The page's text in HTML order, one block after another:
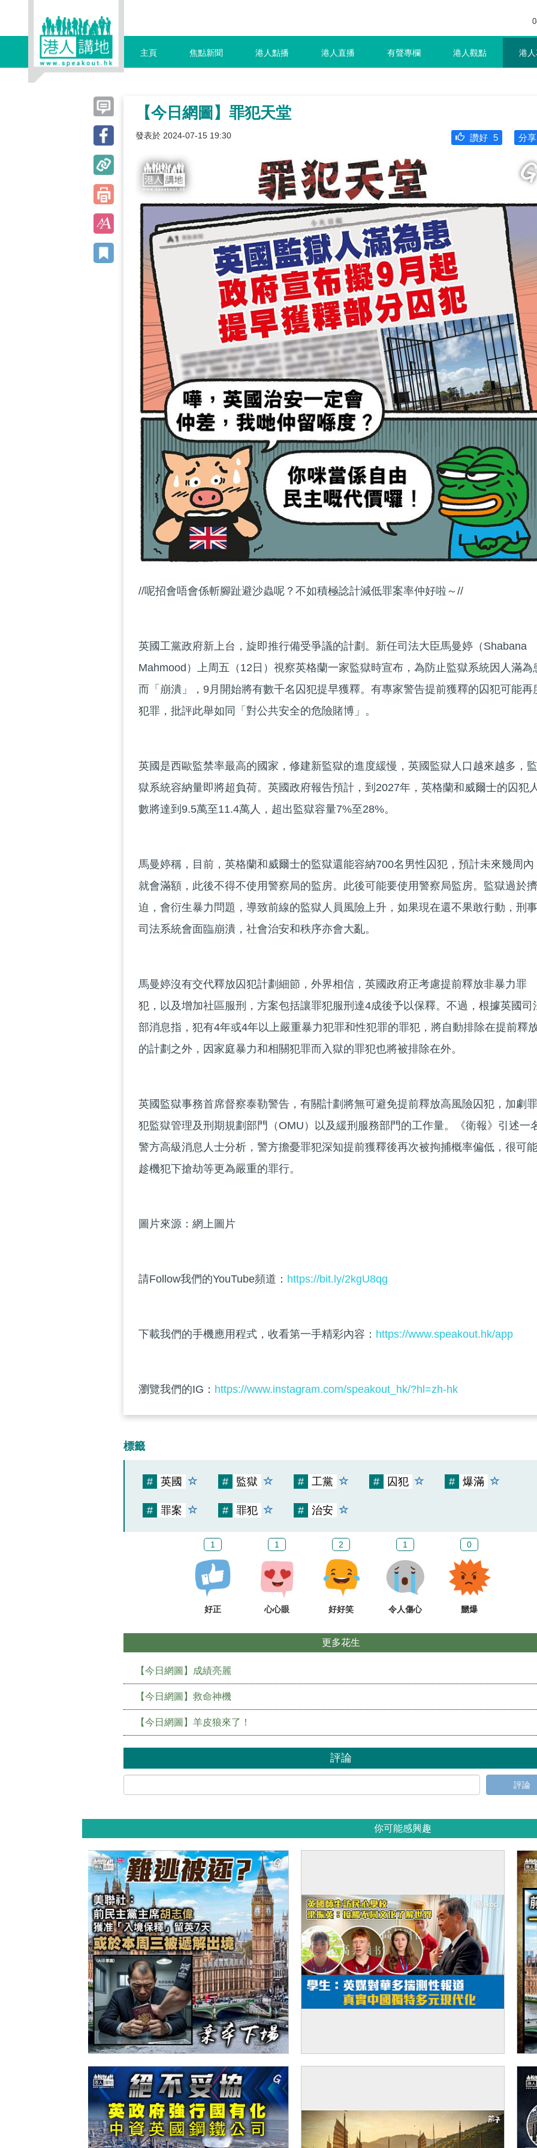
主頁 焦點新聞 港人點播 港人直播 有聲專欄 港人觀點 港
【今日網圖】罪犯天堂
發表於 2024-07-15 19:30 分享
讚好 5
//呢招會唔會係斬腳趾避沙蟲呢？不如積極諗計減低罪案率仲好啦～//
英國工黨政府新上台，旋即推行備受爭議的計劃。新任司法大臣馬曼婷（Shabana
Mahmood）上周五（12日）視察英格蘭一家監獄時宣布，為防止監獄系統因人滿為
而「崩潰」，9月開始將有數千名囚犯提早獲釋。有專家警告提前獲釋的囚犯可能再
犯罪，批評此舉如同「對公共安全的危險賭博」。
英國是西歐監禁率最高的國家，修建新監獄的進度緩慢，英國監獄人口越來越多，監
獄系統容納量即將超負荷。英國政府報告預計，到2027年，英格蘭和威爾士的囚犯
數將達到9.5萬至11.4萬人，超出監獄容量7%至28%。
馬曼婷稱，目前，英格蘭和威爾士的監獄還能容納700名男性囚犯，預計未來幾周內
就會滿額，此後不得不使用警察局的監房。此後可能要使用警察局監房。監獄過於擠
迫，會衍生暴力問題，導致前線的監獄人員風險上升，如果現在還不果敢行動，刑事
司法系統會面臨崩潰，社會治安和秩序亦會大亂。
馬曼婷沒有交代釋放囚犯計劃細節，外界相信，英國政府正考慮提前釋放非暴力罪
犯，以及增加社區服刑，方案包括讓罪犯服刑達4成後予以保釋。不過，根據英國司
部消息指，犯有4年或4年以上嚴重暴力犯罪和性犯罪的罪犯，將自動排除在提前釋
的計劃之外，因家庭暴力和相關犯罪而入獄的罪犯也將被排除在外。
英國監獄事務首席督察泰勒警告，有關計劃將無可避免提前釋放高風險囚犯，加劇罪
犯監獄管理及刑期規劃部門（OMU）以及緩刑服務部門的工作量。《衛報》引述一
警方高級消息人士分析，警方擔憂罪犯深知提前獲釋後再次被拘捕概率偏低，很可能
趁機犯下搶劫等更為嚴重的罪行。
圖片來源：網上圖片
請Follow我們的YouTube頻道： https://bit.ly/2kgU8qg
下載我們的手機應用程式，收看第一手精彩內容： https://www.speakout.hk/app
瀏覽我們的IG： https://www.instagram.com/speakout_hk/?hl=zh-hk
標籤
# 英國 # 監獄 # 工黨 # 囚犯 # 爆滿
# 罪案 # 罪犯 # 治安
1
好正
1
心心眼
2
好好笑
1
令人傷心
0
嬲爆
更多花生
【今日網圖】成績亮麗
【今日網圖】救命神機
【今日網圖】羊皮狼來了！
評論
評論
你可能感興趣